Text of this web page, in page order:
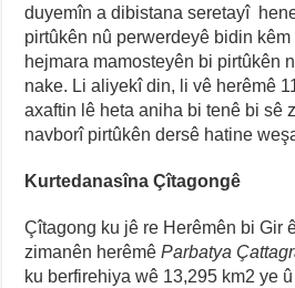
duyemîn a dibistana seretayî
pirtûkên nû perwerdeyê bidin
hejmara mamosteyên bi pirtûkên
nake. Li aliyekî din, li vê herêmê
axaftin lê heta aniha bi tenê bi sê
navborî pirtûkên dersê hatine
Kurtedanasîna Çîtagongê
Çîtagong ku jê re Herêmên bi Gir
zimanên herêmêParbatya
ku berfirehiya wê 13,295 km2 ye